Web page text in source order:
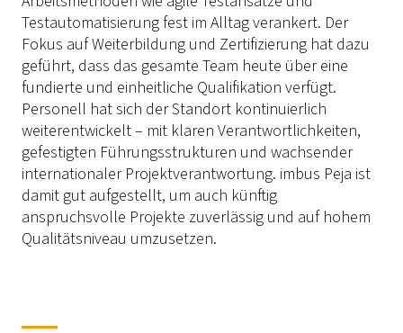
Testautomatisierung fest im Alltag verankert. Der
Fokus auf Weiterbildung und Zertifizierung hat dazu
geführt, dass das gesamte Team heute über eine
fundierte und einheitliche Qualifikation verfügt.
Personell hat sich der Standort kontinuierlich
weiterentwickelt – mit klaren Verantwortlichkeiten,
gefestigten Führungsstrukturen und wachsender
internationaler Projektverantwortung. imbus Peja ist
damit gut aufgestellt, um auch künftig
anspruchsvolle Projekte zuverlässig und auf hohem
Qualitätsniveau umzusetzen.